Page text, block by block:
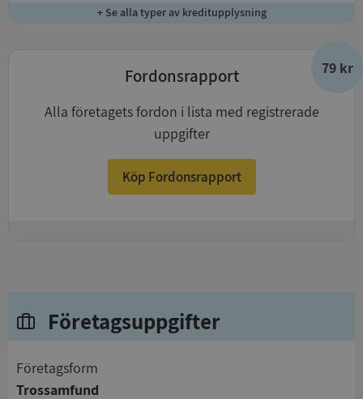
+ Se alla typer av kreditupplysning
79 kr
Fordonsrapport
Alla företagets fordon i lista med registrerade
uppgifter
Köp Fordonsrapport
Företagsuppgifter
företagsform
Trossamfund